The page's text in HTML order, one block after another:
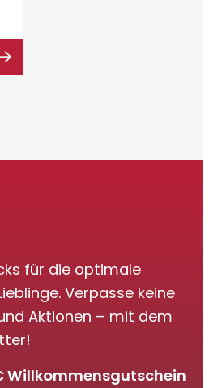
für die optimale
Verpasse keine
Aktionen – mit dem
Willkommensgutschein